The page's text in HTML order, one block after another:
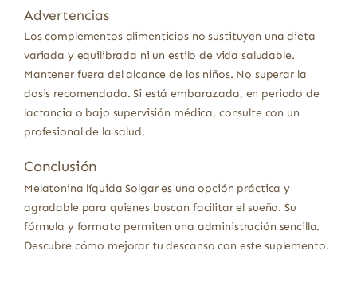
Advertencias
Los complementos alimenticios no sustituyen una dieta
variada y equilibrada ni un estilo de vida saludable.
Mantener fuera del alcance de los niños. No superar la
dosis recomendada. Si está embarazada, en periodo de
lactancia o bajo supervisión médica, consulte con un
profesional de la salud.
Conclusión
Melatonina líquida Solgar es una opción práctica y
agradable para quienes buscan facilitar el sueño. Su
fórmula y formato permiten una administración sencilla.
Descubre cómo mejorar tu descanso con este suplemento.